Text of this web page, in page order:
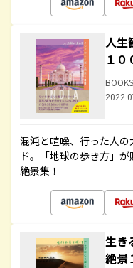
人生
１０
混沌と喧噪、行った人
ド。「地球の歩き方」
絶景集！
生き
絶景